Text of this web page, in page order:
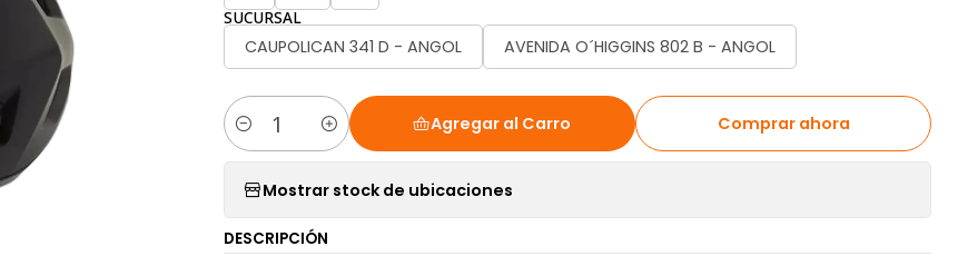
SUCURSAL
CAUPOLICAN 341 D - ANGOL AVENIDA O´HIGGINS 802 B - ANGOL
Cantidad
Agregar al Carro Comprar ahora
Mostrar stock de ubicaciones
DESCRIPCIÓN